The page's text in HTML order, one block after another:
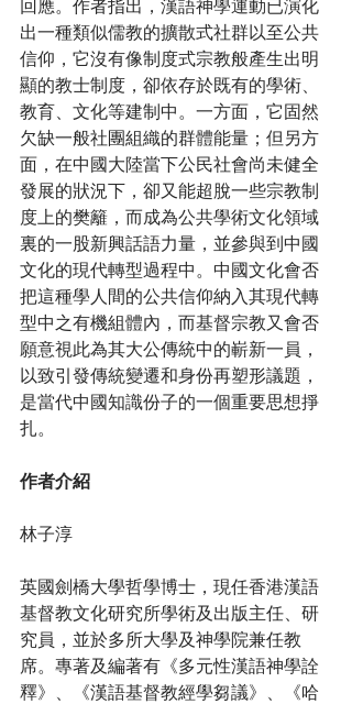
回應。作者指出，漢語神學運動已演化
出一種類似儒教的擴散式社群以至公共
信仰，它沒有像制度式宗教般產生出明
顯的教士制度，卻依存於既有的學術、
教育、文化等建制中。一方面，它固然
欠缺一般社團組織的群體能量；但另方
面，在中國大陸當下公民社會尚未健全
發展的狀況下，卻又能超脫一些宗教制
度上的樊籬，而成為公共學術文化領域
裏的一股新興話語力量，並參與到中國
文化的現代轉型過程中。中國文化會否
把這種學人間的公共信仰納入其現代轉
型中之有機組體內，而基督宗教又會否
願意視此為其大公傳統中的嶄新一員，
以致引發傳統變遷和身份再塑形議題，
是當代中國知識份子的一個重要思想掙
扎。
作者介紹
林子淳
英國劍橋大學哲學博士，現任香港漢語
基督教文化研究所學術及出版主任、研
究員，並於多所大學及神學院兼任教
席。專著及編著有《多元性漢語神學詮
釋》、《漢語基督教經學芻議》、《哈